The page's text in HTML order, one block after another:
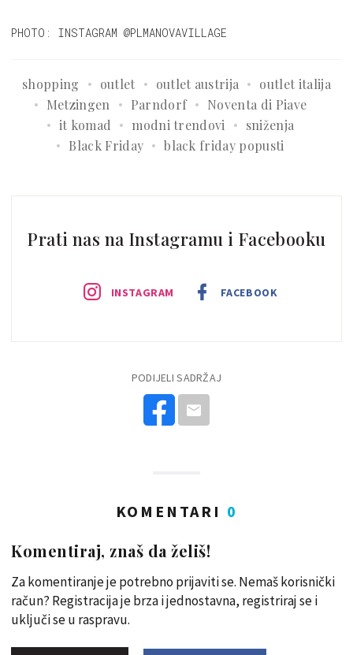
PHOTO: INSTAGRAM @PLMANOVAVILLAGE
shopping outlet outlet austrija
outlet italija
Metzingen
Parndorf
Noventa di Piave
it komad
modni trendovi
sniženja
Black Friday
black friday popusti
Prati nas na Instagramu i Facebooku
INSTAGRAM FACEBOOK
PODIJELI SADRŽAJ
KOMENTARI 0
Komentiraj, znaš da želiš!
Za komentiranje je potrebno prijaviti se. Nemaš korisnički
račun? Registracija je brza i jednostavna, registriraj se i
uključi se u raspravu.